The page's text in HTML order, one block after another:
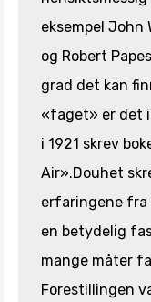
eksempel John
og Robert
grad det kan
«faget» er det
i 1921 skrev
Air».Douhet
erfaringene fra
en betydelig
mange måter
Forestillingen